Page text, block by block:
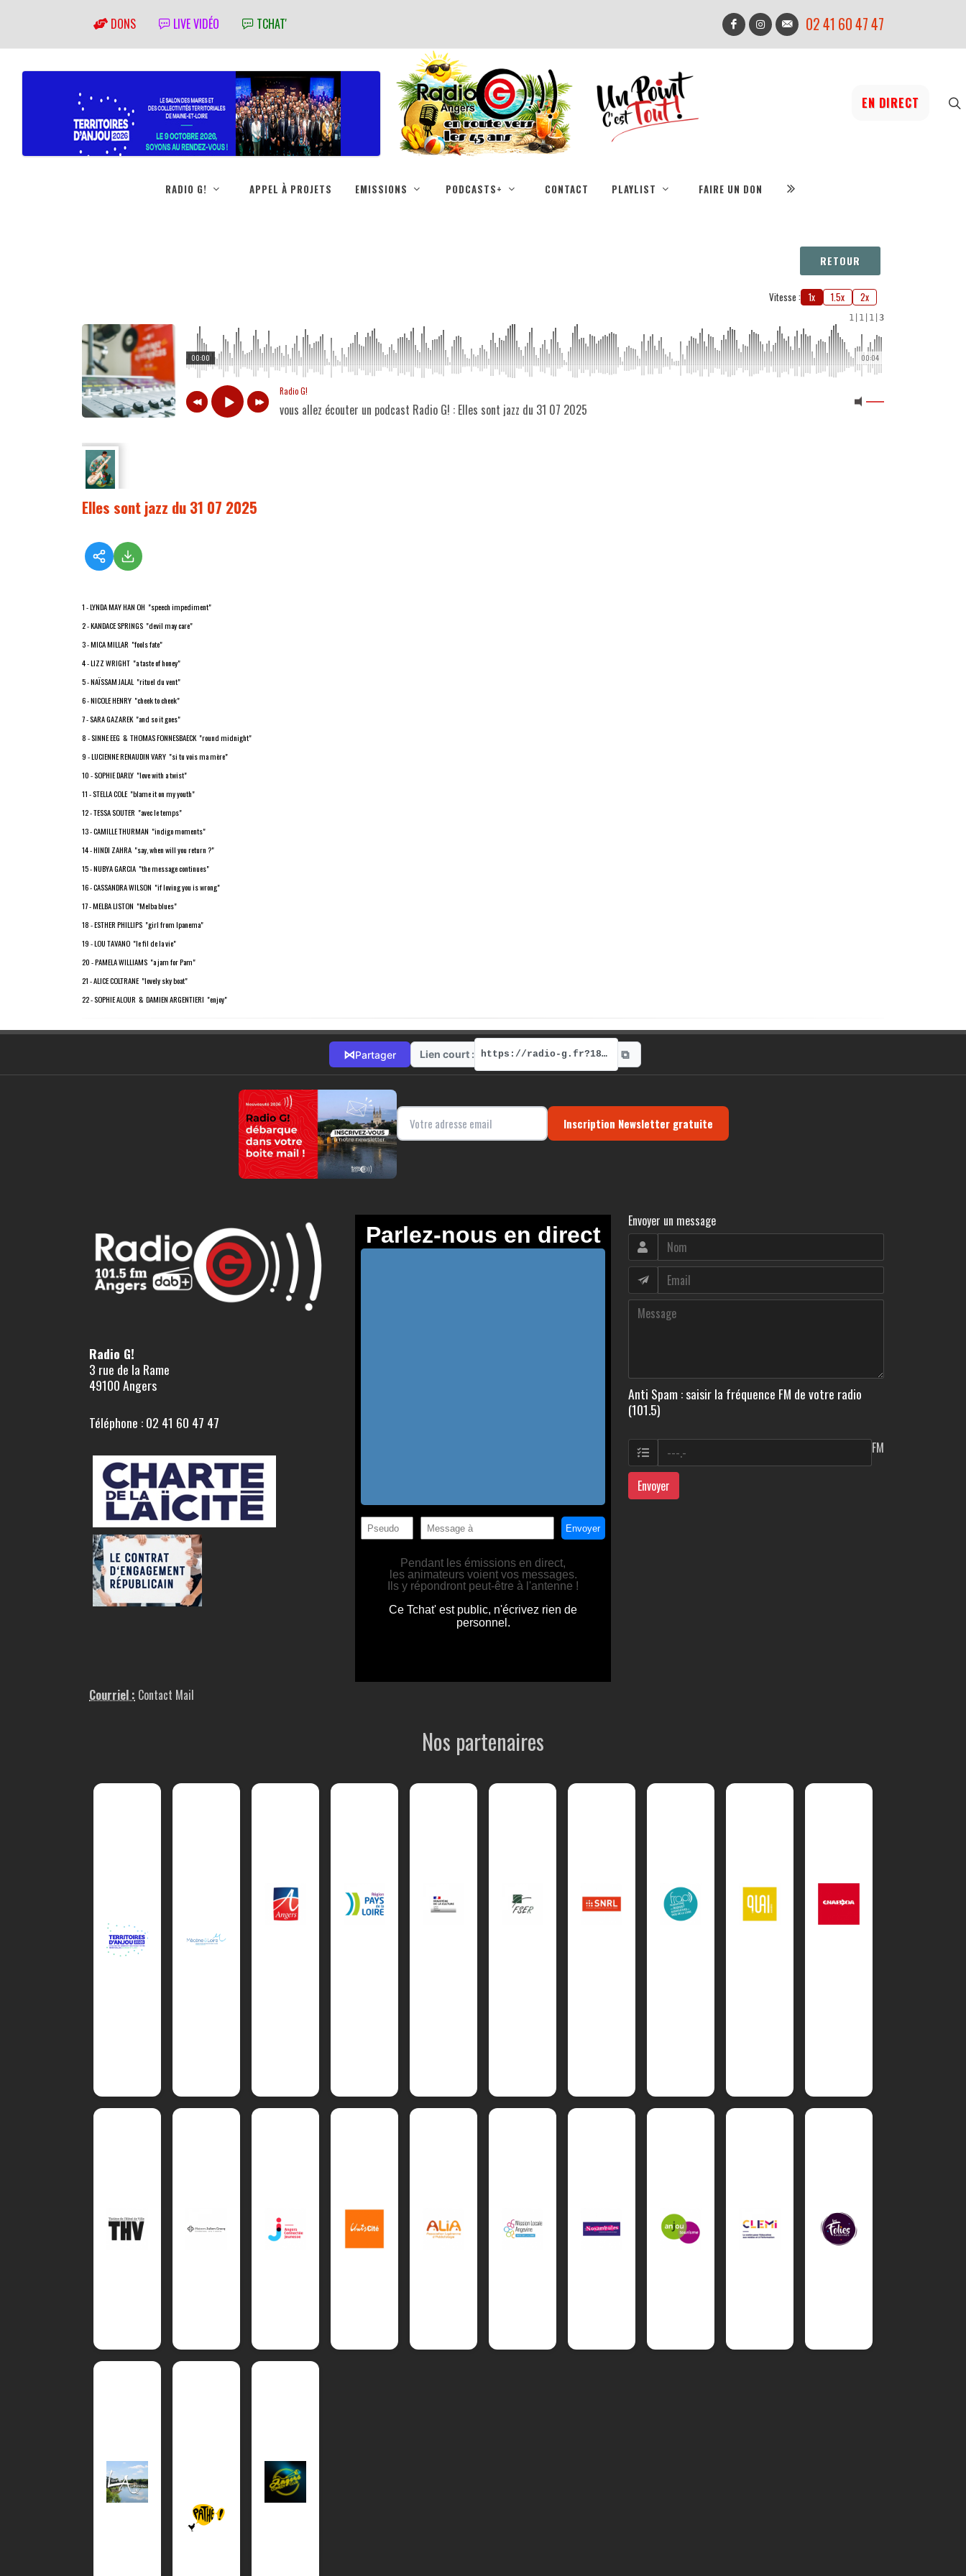
DONS LIVE VIDÉO TCHAT' 02 41 60 47 47
EN DIRECT
RADIO G! APPEL À PROJETS EMISSIONS PODCASTS+ CONTACT PLAYLIST FAIRE UN DON
RETOUR
Vitesse : 1x 1.5x 2x
1 1 1 3
00:04
00:00
Radio G!
vous allez écouter un podcast Radio G! : Elles sont jazz du 31 07 2025
Elles sont jazz du 31 07 2025
1 - LYNDA MAY HAN OH "speech impediment"
2 - KANDACE SPRINGS "devil may care"
3 - MICA MILLAR "fools fate"
4 - LIZZ WRIGHT "a taste of honey"
5 - NAÏSSAM JALAL "rituel du vent"
6 - NICOLE HENRY "cheek to cheek"
7 - SARA GAZAREK "and so it goes"
8 - SINNE EEG & THOMAS FONNESBAECK "round midnight"
9 - LUCIENNE RENAUDIN VARY "si tu vois ma mère"
10 - SOPHIE DARLY "love with a twist"
11 - STELLA COLE "blame it on my youth"
12 - TESSA SOUTER "avec le temps"
13 - CAMILLE THURMAN "indigo moments"
14 - HINDI ZAHRA "say, when will you return ?"
15 - NUBYA GARCIA "the message continues"
16 - CASSANDRA WILSON "if loving you is wrong"
17 - MELBA LISTON "Melba blues"
18 - ESTHER PHILLIPS "girl from Ipanema"
19 - LOU TAVANO "le fil de la vie"
20 - PAMELA WILLIAMS "a jam for Pam"
21 - ALICE COLTRANE "lovely sky boat"
22 - SOPHIE ALOUR & DAMIEN ARGENTIERI "enjoy"
⋈Partager Lien court : https://radio-g.fr?18264 ⧉
Inscription Newsletter gratuite
Radio G!
3 rue de la Rame
49100 Angers
Téléphone : 02 41 60 47 47
Courriel : Contact Mail
Envoyer un message
Anti Spam : saisir la fréquence FM de votre radio
(101.5)
FM
Envoyer
Nos partenaires